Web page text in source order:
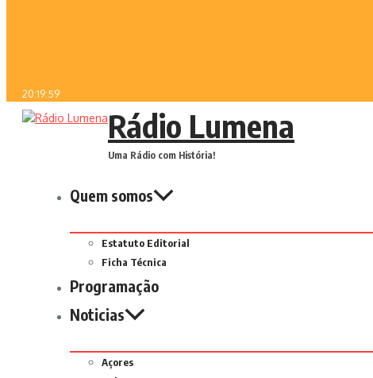
20:19:59
Rádio Lumena
Uma Rádio com História!
Quem somos
Estatuto Editorial
Ficha Técnica
Programação
Noticias
Açores